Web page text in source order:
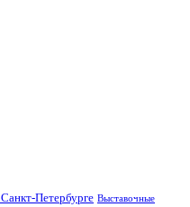
Петербурге Выставочные